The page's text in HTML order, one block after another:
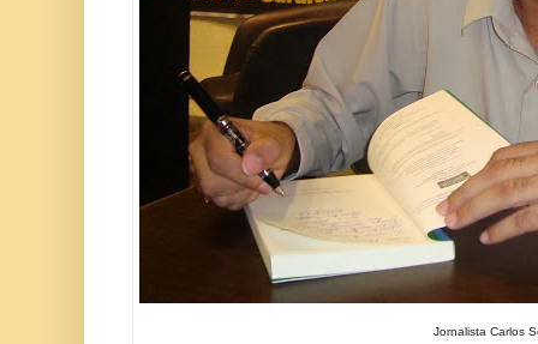
Jornalista Carlos